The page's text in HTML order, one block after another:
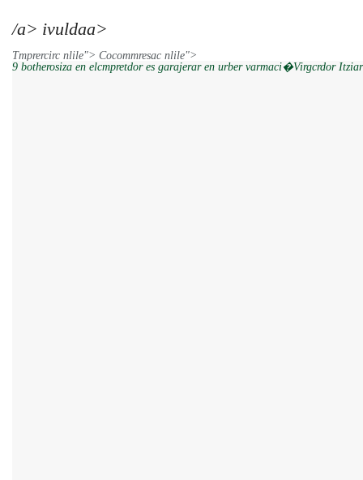
/a> ivuldaa>
Tmprercirc nlile"> Cocommresac nlile">
9 botherosiza en elcmpretdor es garajerar en urber varmaci�Virgcrdor